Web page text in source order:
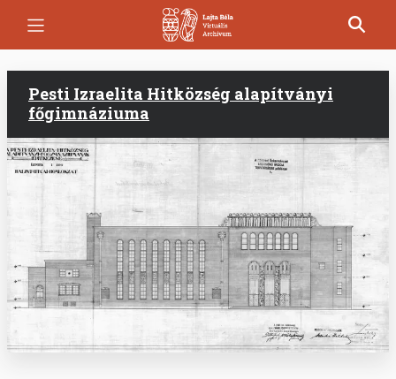
Pesti Izraelita Hitközség alapítványi
főgimnáziuma